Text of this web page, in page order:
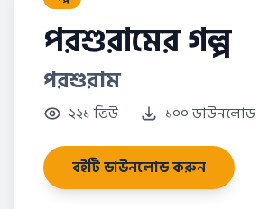
পরশুরামের গল্প
পরশুরাম
২২১ ভিউ ১০০ ডাউনলোড
বইটি ডাউনলোড করুন